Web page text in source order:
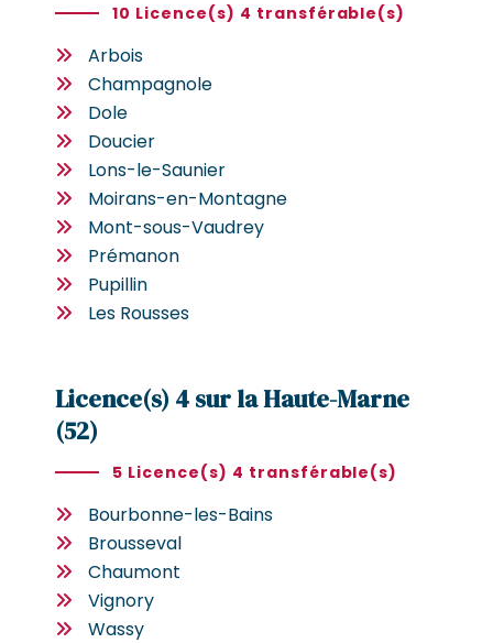
10 Licence(s) 4 transférable(s)
Arbois
Champagnole
Dole
Doucier
Lons-le-Saunier
Moirans-en-Montagne
Mont-sous-Vaudrey
Prémanon
Pupillin
Les Rousses
Licence(s) 4 sur la Haute-Marne
(52)
5 Licence(s) 4 transférable(s)
Bourbonne-les-Bains
Brousseval
Chaumont
Vignory
Wassy